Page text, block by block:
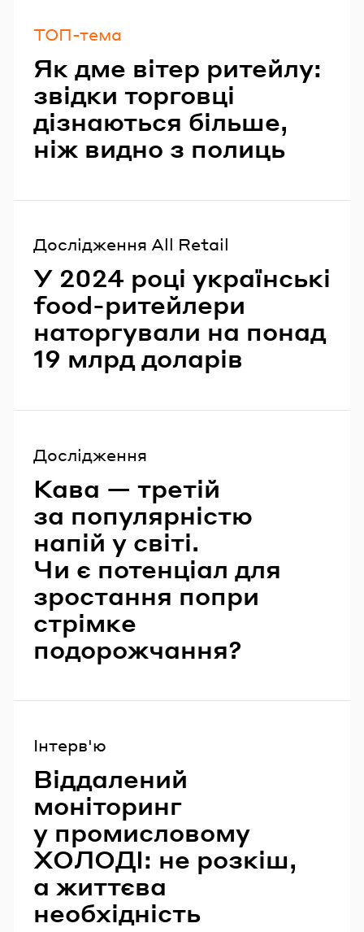
ТОП-тема
Як дме вітер ритейлу:
звідки торговці
дізнаються більше,
ніж видно з полиць
Дослідження All Retail
У 2024 році українські
food-ритейлери
наторгували на понад
19 млрд доларів
Дослідження
Кава — третій
за популярністю
напій у світі.
Чи є потенціал для
зростання попри
стрімке
подорожчання?
Інтерв'ю
Віддалений
моніторинг
у промисловому
ХОЛОДІ: не розкіш,
а життєва
необхідність